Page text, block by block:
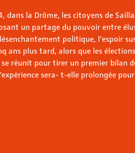
dans la Drôme, les citoyens de
un partage du pouvoir entre
politique, l’espoir
ans plus tard, alors que les élections
réunit pour tirer un premier bilan
sera- t-elle prolongée